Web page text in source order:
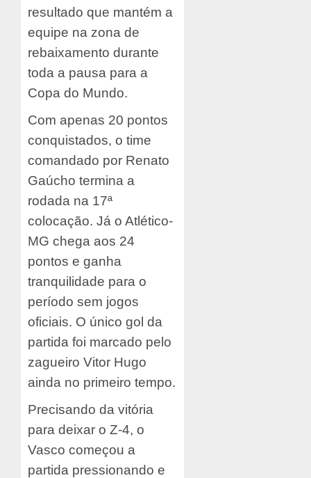
resultado que mantém a
equipe na zona de
rebaixamento durante
toda a pausa para a
Copa do Mundo.
Com apenas 20 pontos
conquistados, o time
comandado por Renato
Gaúcho termina a
rodada na 17ª
colocação. Já o Atlético-
MG chega aos 24
pontos e ganha
tranquilidade para o
período sem jogos
oficiais. O único gol da
partida foi marcado pelo
zagueiro Vitor Hugo
ainda no primeiro tempo.
Precisando da vitória
para deixar o Z-4, o
Vasco começou a
partida pressionando e